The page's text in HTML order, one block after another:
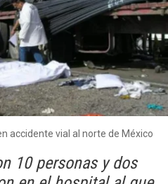
accidente vial al norte de México
10 personas y dos